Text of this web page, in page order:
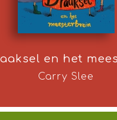
en het
Carry Slee